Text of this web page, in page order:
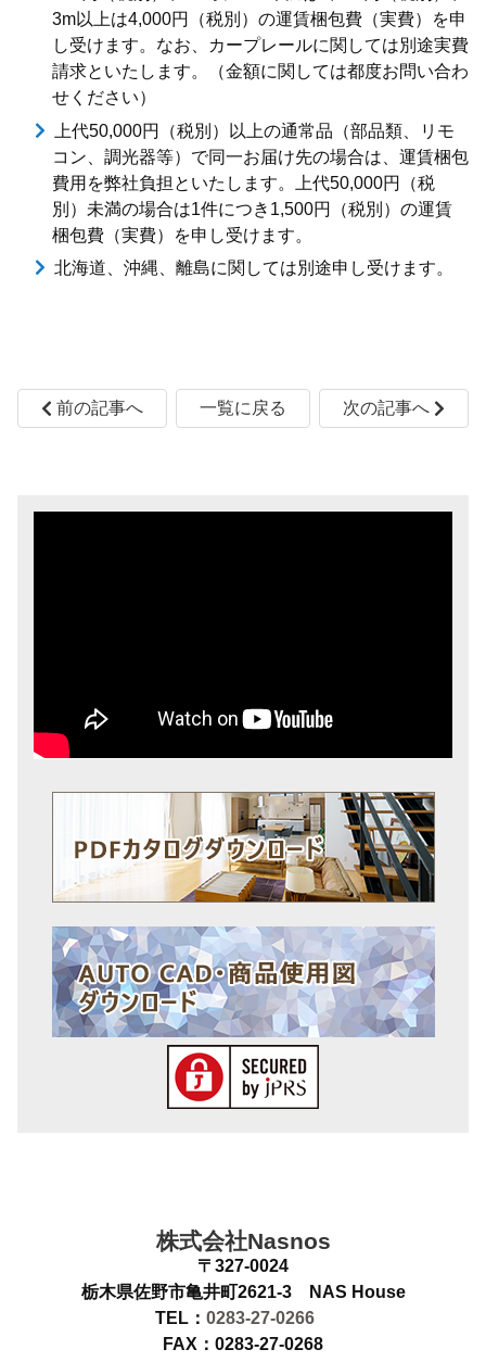
3m以上は4,000円（税別）の運賃梱包費（実費）を申
し受けます。なお、カープレールに関しては別途実費
請求といたします。（金額に関しては都度お問い合わ
せください）
上代50,000円（税別）以上の通常品（部品類、リモ
コン、調光器等）で同一お届け先の場合は、運賃梱包
費用を弊社負担といたします。上代50,000円（税
別）未満の場合は1件につき1,500円（税別）の運賃
梱包費（実費）を申し受けます。
北海道、沖縄、離島に関しては別途申し受けます。
前の記事へ 一覧に戻る 次の記事へ
株式会社Nasnos
〒327-0024
栃木県佐野市亀井町2621-3 NAS House
TEL： 0283-27-0266
FAX：0283-27-0268